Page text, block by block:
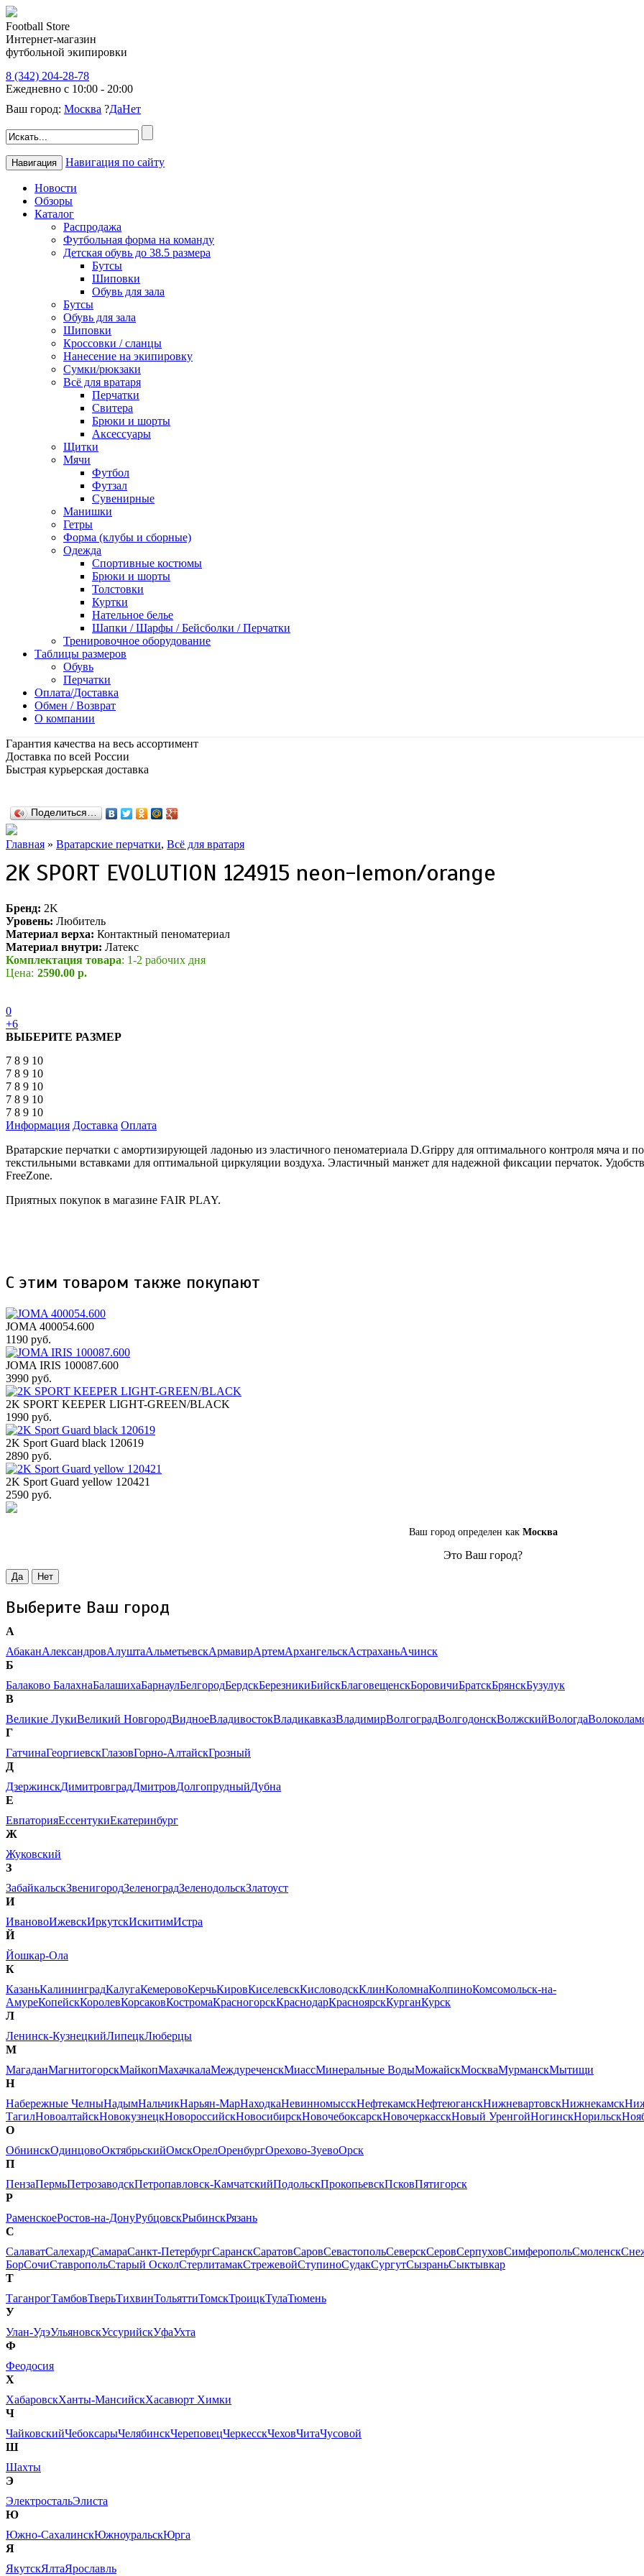
Football Store
Интернет-магазин
футбольной экипировки
8 (342) 204-28-78
Ежедневно с 10:00 - 20:00
Ваш город: Москва ?ДаНет
Навигация Навигация по сайту
Новости
Обзоры
Каталог
Распродажа
Футбольная форма на команду
Детская обувь до 38.5 размера
Бутсы
Шиповки
Обувь для зала
Бутсы
Обувь для зала
Шиповки
Кроссовки / сланцы
Нанесение на экипировку
Сумки/рюкзаки
Всё для вратаря
Перчатки
Cвитера
Брюки и шорты
Аксессуары
Щитки
Мячи
Футбол
Футзал
Сувенирные
Манишки
Гетры
Форма (клубы и сборные)
Одежда
Спортивные костюмы
Брюки и шорты
Толстовки
Куртки
Нательное белье
Шапки / Шарфы / Бейсболки / Перчатки
Тренировочное оборудование
Таблицы размеров
Обувь
Перчатки
Оплата/Доставка
Обмен / Возврат
О компании
Гарантия качества на весь ассортимент
Доставка по всей России
Быстрая курьерская доставка
Поделиться…
Главная » Вратарские перчатки, Всё для вратаря
2K SPORT EVOLUTION 124915 neon-lemon/orange
Бренд: 2K
Уровень: Любитель
Материал верха: Контактный пеноматериал
Материал внутри: Латекс
Комплектация товара: 1-2 рабочих дня
Цена: 2590.00 р.
0
+6
ВЫБЕРИТЕ РАЗМЕР
7 8 9 10
7 8 9 10
7 8 9 10
7 8 9 10
7 8 9 10
Информация Доставка Оплата
Вратарские перчатки с амортизирующей ладонью из эластичного пеноматериала D.Grippy для оптимального контроля мяча и
текстильными вставками для оптимальной циркуляции воздуха. Эластичный манжет для надежной фиксации перчаток.
FreeZone.
Приятных покупок в магазине FAIR PLAY.
С этим товаром также покупают
JOMA 400054.600
1190 руб.
JOMA IRIS 100087.600
3990 руб.
2K SPORT KEEPER LIGHT-GREEN/BLACK
1990 руб.
2K Sport Guard black 120619
2890 руб.
2K Sport Guard yellow 120421
2590 руб.
Ваш город определен как Москва
Это Ваш город?
Да Нет
Выберите Ваш город
А
АбаканАлександровАлуштаАльметьевскАрмавирАртемАрхангельскАстраханьАчинск
Б
Балаково БалахнаБалашихаБарнаулБелгородБердскБерезникиБийскБлаговещенскБоровичиБратскБрянскБузулук
В
Великие ЛукиВеликий НовгородВидноеВладивостокВладикавказВладимирВолгоградВолгодонскВолжскийВологда
Г
ГатчинаГеоргиевскГлазовГорно-АлтайскГрозный
Д
ДзержинскДимитровградДмитровДолгопрудныйДубна
Е
ЕвпаторияЕссентукиЕкатеринбург
Ж
Жуковский
З
ЗабайкальскЗвенигородЗеленоградЗеленодольскЗлатоуст
И
ИвановоИжевскИркутскИскитимИстра
Й
Йошкар-Ола
К
КазаньКалининградКалугаКемеровоКерчьКировКиселевскКисловодскКлинКоломнаКолпиноКомсомольск-на-
АмуреКопейскКоролевКорсаковКостромаКрасногорскКраснодарКрасноярскКурганКурск
Л
Ленинск-КузнецкийЛипецкЛюберцы
М
МагаданМагнитогорскМайкопМахачкалаМеждуреченскМиассМинеральные ВодыМожайскМоскваМурманскМытищи
Н
Набережные ЧелныНадымНальчикНарьян-МарНаходкаНевинномысскНефтекамскНефтеюганскНижневартовскНижнекамск
ТагилНовоалтайскНовокузнецкНовороссийскНовосибирскНовочебоксарскНовочеркасскНовый УренгойНогинскНорильск
О
ОбнинскОдинцовоОктябрьскийОмскОрелОренбургОрехово-ЗуевоОрск
П
ПензаПермьПетрозаводскПетропавловск-КамчатскийПодольскПрокопьевскПсковПятигорск
Р
РаменскоеРостов-на-ДонуРубцовскРыбинскРязань
С
СалаватСалехардСамараСанкт-ПетербургСаранскСаратовСаровСевастопольСеверскСеровСерпуховСимферопольСмоленск
БорСочиСтавропольСтарый ОсколСтерлитамакСтрежевойСтупиноСудакСургутСызраньСыктывкар
Т
ТаганрогТамбовТверьТихвинТольяттиТомскТроицкТулаТюмень
У
Улан-УдэУльяновскУссурийскУфаУхта
Ф
Феодосия
Х
ХабаровскХанты-МансийскХасавюрт Химки
Ч
ЧайковскийЧебоксарыЧелябинскЧереповецЧеркесскЧеховЧитаЧусовой
Ш
Шахты
Э
ЭлектростальЭлиста
Ю
Южно-СахалинскЮжноуральскЮрга
Я
ЯкутскЯлтаЯрославль